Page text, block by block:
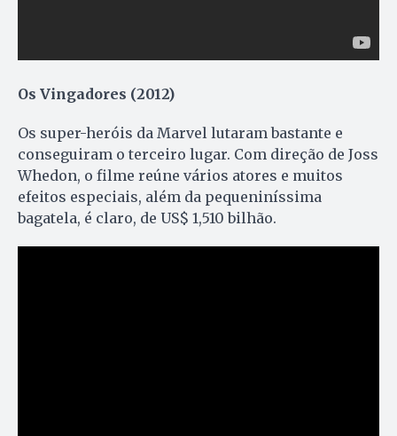
Os Vingadores (2012)
Os super-heróis da Marvel lutaram bastante e
conseguiram o terceiro lugar. Com direção de Joss
Whedon, o filme reúne vários atores e muitos
efeitos especiais, além da pequeniníssima
bagatela, é claro, de US$ 1,510 bilhão.